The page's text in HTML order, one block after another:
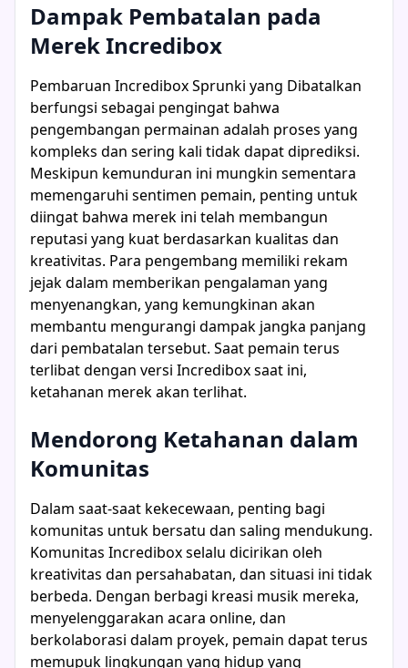
Dampak Pembatalan pada
Merek Incredibox
Pembaruan Incredibox Sprunki yang Dibatalkan
berfungsi sebagai pengingat bahwa
pengembangan permainan adalah proses yang
kompleks dan sering kali tidak dapat diprediksi.
Meskipun kemunduran ini mungkin sementara
memengaruhi sentimen pemain, penting untuk
diingat bahwa merek ini telah membangun
reputasi yang kuat berdasarkan kualitas dan
kreativitas. Para pengembang memiliki rekam
jejak dalam memberikan pengalaman yang
menyenangkan, yang kemungkinan akan
membantu mengurangi dampak jangka panjang
dari pembatalan tersebut. Saat pemain terus
terlibat dengan versi Incredibox saat ini,
ketahanan merek akan terlihat.
Mendorong Ketahanan dalam
Komunitas
Dalam saat-saat kekecewaan, penting bagi
komunitas untuk bersatu dan saling mendukung.
Komunitas Incredibox selalu dicirikan oleh
kreativitas dan persahabatan, dan situasi ini tidak
berbeda. Dengan berbagi kreasi musik mereka,
menyelenggarakan acara online, dan
berkolaborasi dalam proyek, pemain dapat terus
memupuk lingkungan yang hidup yang